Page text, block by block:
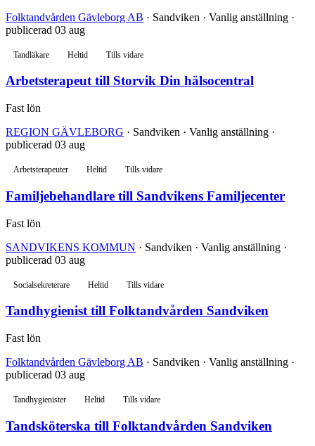
Folktandvården Gävleborg AB · Sandviken · Vanlig anställning ·
publicerad 03 aug
Tandläkare Heltid Tills vidare
Arbetsterapeut till Storvik Din hälsocentral
Fast lön
REGION GÄVLEBORG · Sandviken · Vanlig anställning ·
publicerad 03 aug
Arbetsterapeuter Heltid Tills vidare
Familjebehandlare till Sandvikens Familjecenter
Fast lön
SANDVIKENS KOMMUN · Sandviken · Vanlig anställning ·
publicerad 03 aug
Socialsekreterare Heltid Tills vidare
Tandhygienist till Folktandvården Sandviken
Fast lön
Folktandvården Gävleborg AB · Sandviken · Vanlig anställning ·
publicerad 03 aug
Tandhygienister Heltid Tills vidare
Tandsköterska till Folktandvården Sandviken